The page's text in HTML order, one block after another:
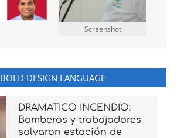
Screenshot
BOLD DESIGN LANGUAGE
DRAMATICO INCENDIO:
Bomberos y trabajadores
salvaron estación de